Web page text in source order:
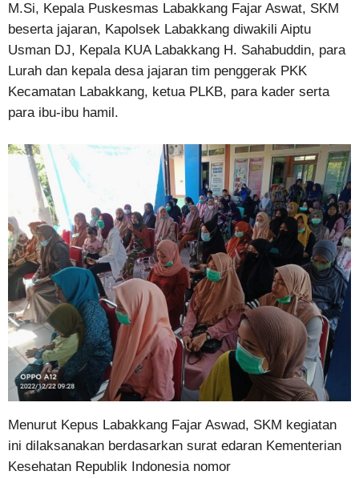
M.Si, Kepala Puskesmas Labakkang Fajar Aswat, SKM
beserta jajaran, Kapolsek Labakkang diwakili Aiptu
Usman DJ, Kepala KUA Labakkang H. Sahabuddin, para
Lurah dan kepala desa jajaran tim penggerak PKK
Kecamatan Labakkang, ketua PLKB, para kader serta
para ibu-ibu hamil.
Menurut Kepus Labakkang Fajar Aswad, SKM kegiatan
ini dilaksanakan berdasarkan surat edaran Kementerian
Kesehatan Republik Indonesia nomor